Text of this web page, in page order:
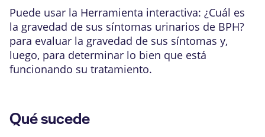
Puede usar la Herramienta interactiva: ¿Cuál es
la gravedad de sus síntomas urinarios de BPH?
para evaluar la gravedad de sus síntomas y,
luego, para determinar lo bien que está
funcionando su tratamiento.
Qué sucede